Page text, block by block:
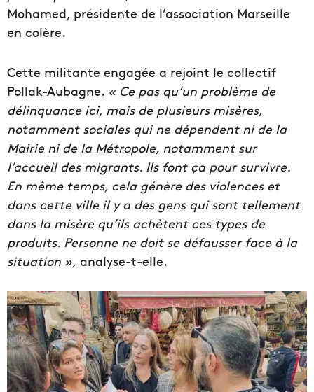
Mohamed, présidente de l’association Marseille
en colère.
Cette militante engagée a rejoint le collectif
Pollak-Aubagne. « Ce pas qu’un problème de
délinquance ici, mais de plusieurs misères,
notamment sociales qui ne dépendent ni de la
Mairie ni de la Métropole, notamment sur
l’accueil des migrants. Ils font ça pour survivre.
En même temps, cela génère des violences et
dans cette ville il y a des gens qui sont tellement
dans la misère qu’ils achètent ces types de
produits. Personne ne doit se défausser face à la
situation », analyse-t-elle.